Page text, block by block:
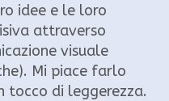
idee e le loro
attraverso
visuale
Mi piace farlo
tocco di leggerezza.